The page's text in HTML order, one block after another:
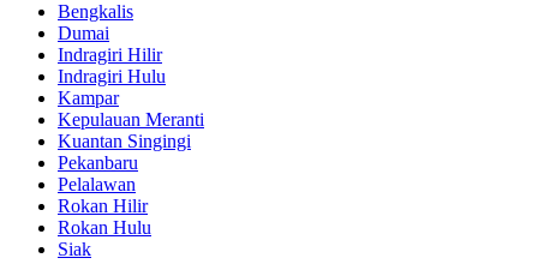
Bengkalis
Dumai
Indragiri Hilir
Indragiri Hulu
Kampar
Kepulauan Meranti
Kuantan Singingi
Pekanbaru
Pelalawan
Rokan Hilir
Rokan Hulu
Siak